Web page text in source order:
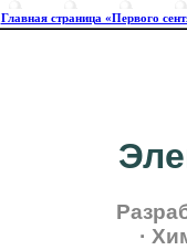
Главная страница «Первого
·